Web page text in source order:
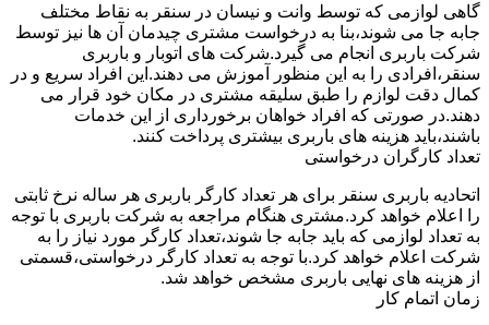
گاهی لوازمی که توسط وانت و نیسان در سنقر به نقاط مختلف
جابه جا می شوند،بنا به درخواست مشتری چیدمان آن ها نیز توسط
شرکت باربری انجام می گیرد.شرکت های اتوبار و باربری
سنقر،افرادی را به این منظور آموزش می دهند.این افراد سریع و در
کمال دقت لوازم را طبق سلیقه مشتری در مکان خود قرار می
دهند.در صورتی که افراد خواهان برخورداری از این خدمات
باشند،باید هزینه های باربری بیشتری پرداخت کنند.
تعداد کارگران درخواستی
اتحادیه باربری سنقر برای هر تعداد کارگر باربری هر ساله نرخ ثابتی
را اعلام خواهد کرد.مشتری هنگام مراجعه به شرکت باربری با توجه
به تعداد لوازمی که باید جابه جا شوند،تعداد کارگر مورد نیاز را به
شرکت اعلام خواهد کرد.با توجه به تعداد کارگر درخواستی،قسمتی
از هزینه های نهایی باربری مشخص خواهد شد.
زمان اتمام کار